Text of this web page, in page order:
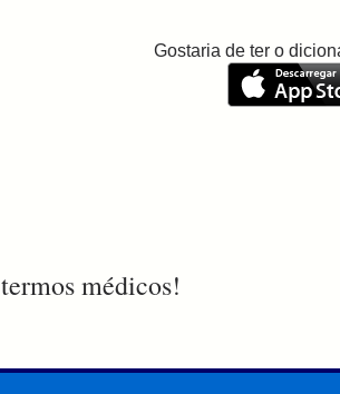
Gostaria de ter o
termos médicos!